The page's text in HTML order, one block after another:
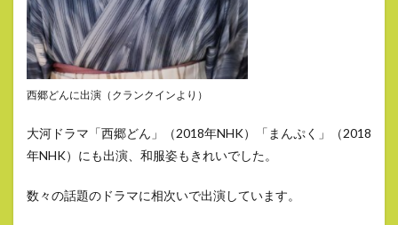
西郷どんに出演（クランクインより）
大河ドラマ「西郷どん」（2018年NHK）「まんぷく」（2018
年NHK）にも出演、和服姿もきれいでした。
数々の話題のドラマに相次いで出演しています。